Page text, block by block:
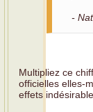
-
Multipliez ce
officielles elles-
effets